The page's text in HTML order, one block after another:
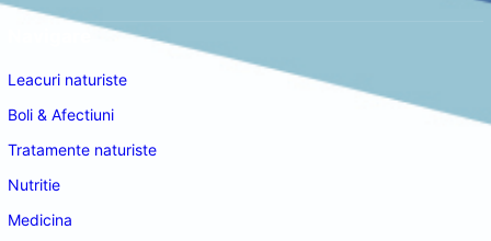
Leacuri naturiste
Boli & Afectiuni
Tratamente naturiste
Nutritie
Medicina